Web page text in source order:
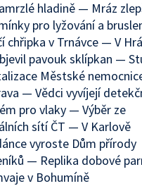
hladině — Mráz
pro lyžování a
chřipka v Trnávce — V
pavouk sklípkan —
Městské
— Vědci vyvíjejí
pro vlaky — Výběr ze
sítí ČT — V Karlově
vyroste Dům přírody
— Replika dobové
v Bohumíně